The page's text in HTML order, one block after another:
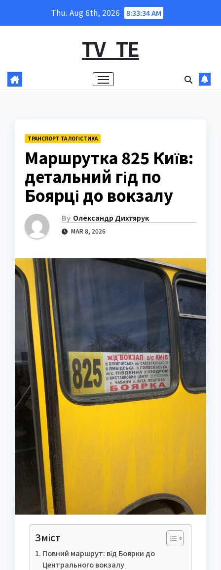
Thu. Aug 6th, 2026 8:33:35 AM
TV_TE
ТРАНСПОРТ ТА ЛОГІСТИКА
Маршрутка 825 Київ:
детальний гід по
Боярці до вокзалу
By Олександр Дихтярук
MAR 8, 2026
Зміст
Повний маршрут: від Боярки до
Центрального вокзалу